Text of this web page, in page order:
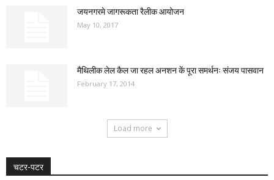
जयनगरमे जागरूकता रैलीक आयोजन
May 10, 2017
मैथिलीक लेल कैल जा रहल अनशन कें पूरा समर्थनः संजय पासवान
February 17, 2014
Load more
चटर-पटर